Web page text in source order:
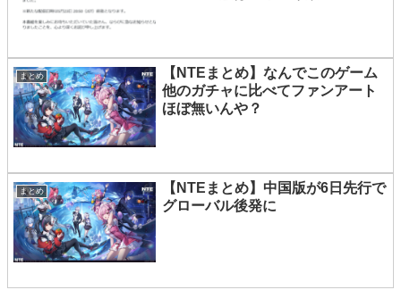
まとめ
【NTEまとめ】なんでこのゲーム
他のガチャに比べてファンアート
ほぼ無いんや？
まとめ
【NTEまとめ】中国版が6日先行で
グローバル後発に